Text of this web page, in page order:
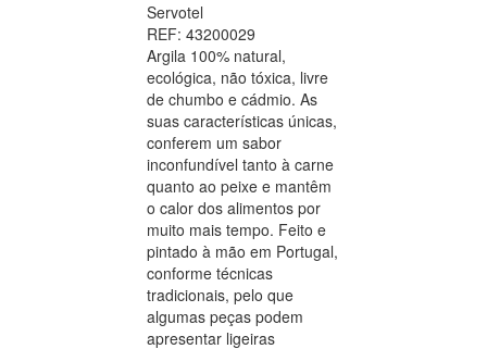
Servotel
REF: 43200029
Argila 100% natural,
ecológica, não tóxica, livre
de chumbo e cádmio. As
suas características únicas,
conferem um sabor
inconfundível tanto à carne
quanto ao peixe e mantêm
o calor dos alimentos por
muito mais tempo. Feito e
pintado à mão em Portugal,
conforme técnicas
tradicionais, pelo que
algumas peças podem
apresentar ligeiras